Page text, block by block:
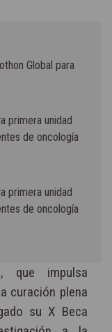
Global para
primera unidad
de oncología
primera unidad
de oncología
que impulsa
curación plena
su X Beca